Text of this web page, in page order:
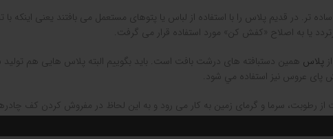
تر. در قدیم پلاس را با استفاده از لباس یا پتوهای مستعمل می بافتند یعنی
یا به اصلاح «کفش کن» مورد استفاده قرار می گرفت.
پلاس همین دستبافته های درشت بافت است. باید بگوییم البته پلاس هایی هم
پای عروس نيز استفاده مي شود.
از رطوبت، سرما و گرمای زمین به کار می رود و به این لحاظ در مفروش کردن